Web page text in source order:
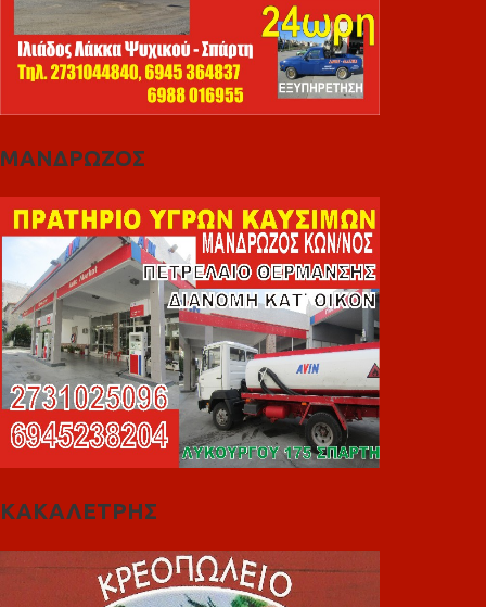
ΜΑΝΔΡΩΖΟΣ
ΚΑΚΑΛΕΤΡΗΣ